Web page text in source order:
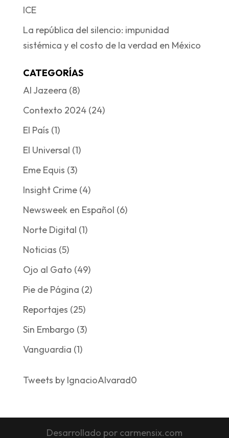
ICE
La república del silencio: impunidad
sistémica y el costo de la verdad en México
CATEGORÍAS
Al Jazeera (8)
Contexto 2024(24)
El País (1)
El Universal (1)
Eme Equis (3)
Insight Crime(4)
Newsweek en Español (6)
Norte Digital (1)
Noticias (5)
Ojo al Gato (49)
Pie de Página (2)
Reportajes (25)
Sin Embargo (3)
Vanguardia (1)
Tweets by IgnacioAlvarad0
Desarrollado por carmensix.com